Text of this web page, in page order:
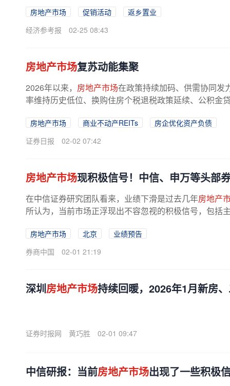
房地产市场 促销活动
返乡置业
经济参考报
02-25 08:43
房地产市场复苏动能集聚
2026年以来， 房地产市场在政策持续加码、供需协同发
率维持历史低位、换购住房个税退税政策延续、公积金
房地产市场 商业不动产REITs
房企优化资产负债
证券日报
02-02 07:42
房地产市场现积极信号！中信、申万等头部
在中信证券研究团队看来，业绩下滑是过去几年房地产
所认为，当前市场正浮现出不容忽视的积极信号，包括
房地产市场 北京
业绩预告
券商中国
02-01 21:19
深圳房地产市场持续回暖，2026年1月新房
证券时报网 黄巧胜 02-01 09:47
中信研报：当前房地产市场出现了一些积极